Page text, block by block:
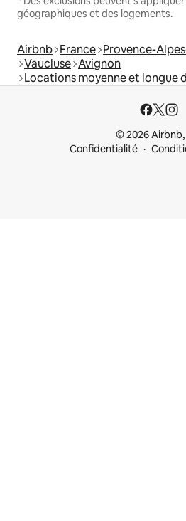
géographiques et des logements.
Airbnb France Provence-
Vaucluse Avignon
Locations moyenne et longue
© 2026 Airbnb,
Confidentialité